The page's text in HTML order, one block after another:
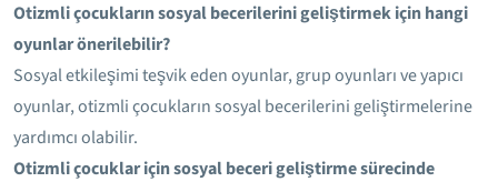
Otizmli çocukların sosyal becerilerini geliştirmek için hangi
oyunlar önerilebilir?
Sosyal etkileşimi teşvik eden oyunlar, grup oyunları ve yapıcı
oyunlar, otizmli çocukların sosyal becerilerini geliştirmelerine
yardımcı olabilir.
Otizmli çocuklar için sosyal beceri geliştirme sürecinde